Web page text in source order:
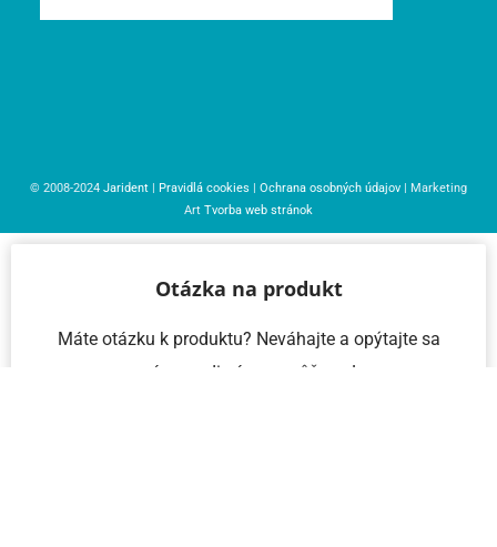
© 2008-2024 Jarident Pravidlá cookies Ochrana osobných údajov | Marketing
Art Tvorba web stránok
Otázka na produkt
Máte otázku k produktu? Neváhajte a opýtajte sa
nás – radi vám pomôžeme!